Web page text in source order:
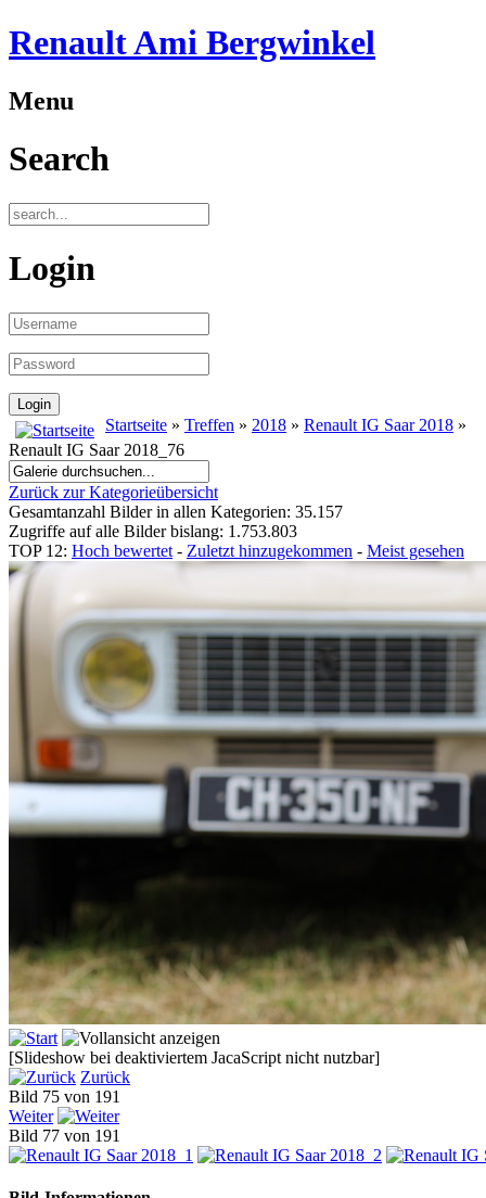
Renault Ami Bergwinkel
Menu
Search
Login
Startseite » Treffen » 2018 » Renault IG Saar 2018 »
Renault IG Saar 2018_76
Zurück zur Kategorieübersicht
Gesamtanzahl Bilder in allen Kategorien: 35.157
Zugriffe auf alle Bilder bislang: 1.753.803
TOP 12: Hoch bewertet - Zuletzt hinzugekommen - Meist gesehen
[Slideshow bei deaktiviertem JacaScript nicht nutzbar]
Zurück
Bild 75 von 191
Weiter
Bild 77 von 191